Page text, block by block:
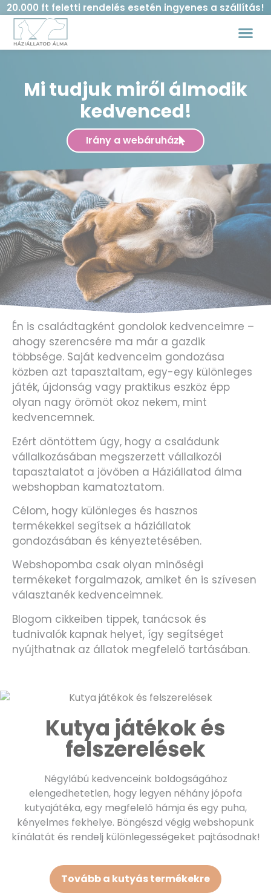
20.000 ft feletti rendelés esetén ingyenes a szállítás!
Mi tudjuk miről álmodik
kedvenced!
Irány a webáruház
Én is családtagként gondolok kedvenceimre –
ahogy szerencsére ma már a gazdik
többsége. Saját kedvenceim gondozása
közben azt tapasztaltam, egy-egy különleges
játék, újdonság vagy praktikus eszköz épp
olyan nagy örömöt okoz nekem, mint
kedvencemnek.
Ezért döntöttem úgy, hogy a családunk
vállalkozásában megszerzett vállalkozói
tapasztalatot a jövőben a Háziállatod álma
webshopban kamatoztatom.
Célom, hogy különleges és hasznos
termékekkel segítsek a háziállatok
gondozásában és kényeztetésében.
Webshopomba csak olyan minőségi
termékeket forgalmazok, amiket én is szívesen
választanék kedvenceimnek.
Blogom cikkeiben tippek, tanácsok és
tudnivalók kapnak helyet, így segítséget
nyújthatnak az állatok megfelelő tartásában.
Kutya játékok és
felszerelések
Négylábú kedvenceink boldogságához
elengedhetetlen, hogy legyen néhány jópofa
kutyajátéka, egy megfelelő hámja és egy puha,
kényelmes fekhelye. Böngészd végig webshopunk
kínálatát és rendelj különlegességeket pajtásodnak!
Tovább a kutyás termékekre